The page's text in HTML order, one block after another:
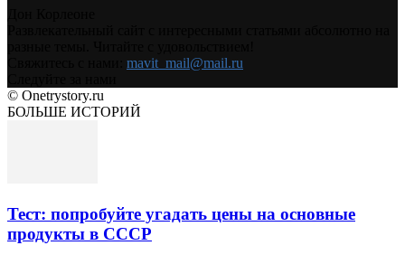
mavit_mail@mail.ru
© Onetrystory.ru
БОЛЬШЕ ИСТОРИЙ
Тест: попробуйте угадать цены на основные
продукты в СССР